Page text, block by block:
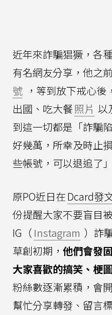
近年來詐騙猖獗，各
有名網友分享，他之
號 ，等到放下戒心
出國、吃大餐照片 以
到這一切都是「詐騙
好幾萬，所幸及時止
些帳號，可以退追了
原PO近日在Dcard發
份提醒大家不要盲目
IG（ Instagram ）詐
草創初期， 他們會發
大家喜歡的搞笑、梗
粉絲數逐漸累積，會
幫忙分享轉發、留言